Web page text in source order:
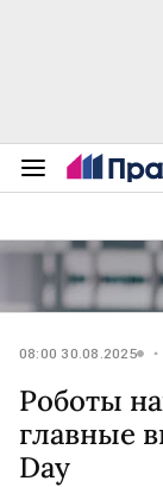
08:00 30.08.2025
Роботы
главные
Day